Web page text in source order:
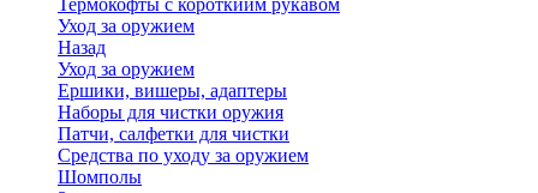
Термокофты с короткиим рукавом
Уход за оружием
Назад
Уход за оружием
Ершики, вишеры, адаптеры
Наборы для чистки оружия
Патчи, салфетки для чистки
Средства по уходу за оружием
Шомполы